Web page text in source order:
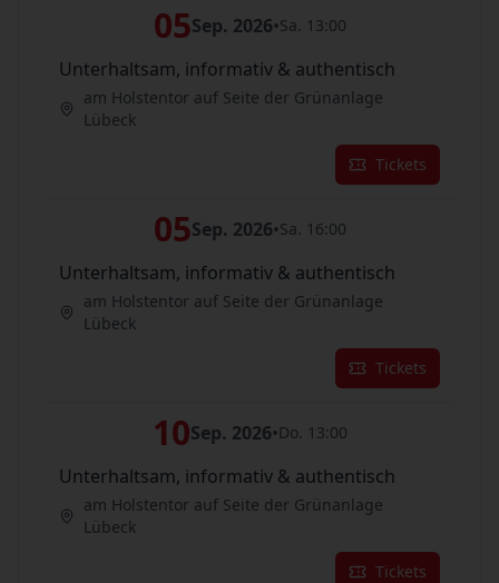
05Sep. 2026•Sa. 13:00
Unterhaltsam, informativ & authentisch
am Holstentor auf Seite der Grünanlage
Lübeck
Tickets
05Sep. 2026•Sa. 16:00
Unterhaltsam, informativ & authentisch
am Holstentor auf Seite der Grünanlage
Lübeck
Tickets
10Sep. 2026•Do. 13:00
Unterhaltsam, informativ & authentisch
am Holstentor auf Seite der Grünanlage
Lübeck
Tickets